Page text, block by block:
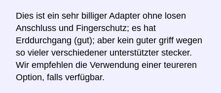
Dies ist ein sehr billiger Adapter ohne losen
Anschluss und Fingerschutz; es hat
Erddurchgang (gut); aber kein guter griff wegen
so vieler verschiedener unterstützter stecker.
Wir empfehlen die Verwendung einer teureren
Option, falls verfügbar.